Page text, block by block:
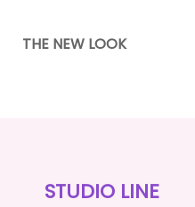
THE NEW LOOK
STUDIO LINE